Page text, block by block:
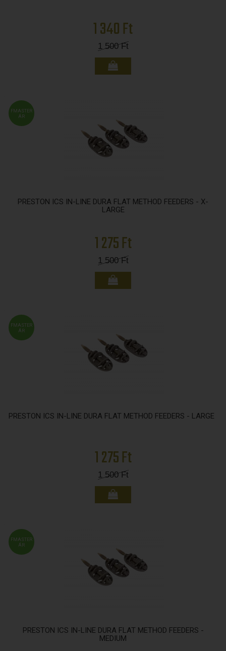
1 340 Ft
1 500Ft
FMASTER
ÁR
PRESTON ICS IN-LINE DURA FLAT METHOD FEEDERS - X-
LARGE
1 275 Ft
1 500Ft
FMASTER
ÁR
PRESTON ICS IN-LINE DURA FLAT METHOD FEEDERS - LARGE
1 275 Ft
1 500Ft
FMASTER
ÁR
PRESTON ICS IN-LINE DURA FLAT METHOD FEEDERS -
MEDIUM